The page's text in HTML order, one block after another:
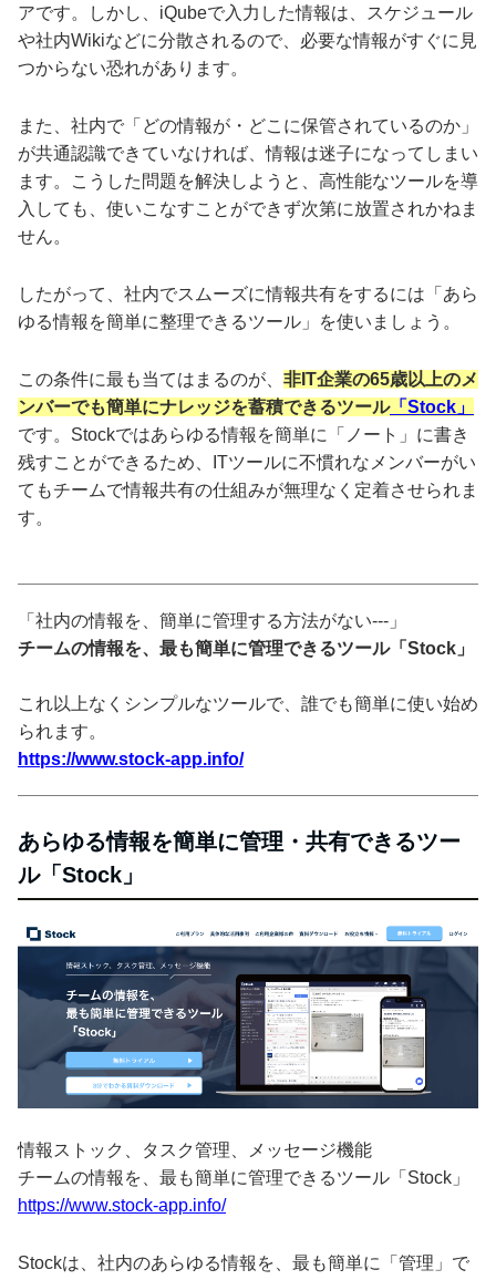
アです。しかし、iQubeで入力した情報は、スケジュール
や社内Wikiなどに分散されるので、必要な情報がすぐに見
つからない恐れがあります。
また、社内で「どの情報が・どこに保管されているのか」
が共通認識できていなければ、情報は迷子になってしまい
ます。こうした問題を解決しようと、高性能なツールを導
入しても、使いこなすことができず次第に放置されかねま
せん。
したがって、社内でスムーズに情報共有をするには「あら
ゆる情報を簡単に整理できるツール」を使いましょう。
この条件に最も当てはまるのが、 非IT企業の65歳以上のメ
ンバーでも簡単にナレッジを蓄積できるツール「Stock」
です。Stockではあらゆる情報を簡単に「ノート」に書き
残すことができるため、ITツールに不慣れなメンバーがい
てもチームで情報共有の仕組みが無理なく定着させられま
す。
「社内の情報を、簡単に管理する方法がない---」
チームの情報を、最も簡単に管理できるツール「Stock」
これ以上なくシンプルなツールで、誰でも簡単に使い始め
られます。
https://www.stock-app.info/
あらゆる情報を簡単に管理・共有できるツー
ル「Stock」
情報ストック、タスク管理、メッセージ機能
チームの情報を、最も簡単に管理できるツール「Stock」
https://www.stock-app.info/
Stockは、社内のあらゆる情報を、最も簡単に「管理」で